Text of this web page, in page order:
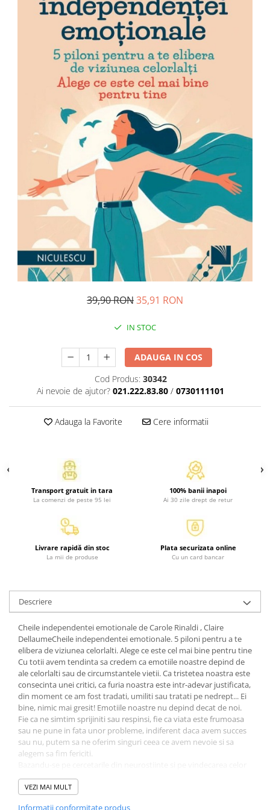
Resurse umane
Vanzari si marketing
Carte scolara
Atlase, dictionare si enciclopedii
Carte prescolara
Dictionare de limba romana
Ghiduri de conversatie
Invatamant gimnazial
Invatamant primar
Invatarea limbilor straine
Liceu
Povesti si povestiri
Carti in limba engleza
Carti pentru copii
Activitati si jocuri pentru copii
Atlase, dictionare si enciclopedii
Literatura si fictiune
Povesti pentru copii
Dictionare si enciclopedii
Dictionare de limba romana
Dictionare tematice
Enciclopedii
Diete si fitness
Diete si alimentatie sanatoasa
Fitness si frumusete
Feng Shui
Medicina alternativa
Sa nu razi :((
Drept
Legislatie
Fictiune
Actiune si Aventura
Actiune,aventura
Clasici
Crime, Thriller, Mistery
Fantasy
Istorica
Literatura de divertisment
39,90 RON35,91 RON
IN STOC
ADAUGA IN COS
Cod Produs: 30342
Ai nevoie de ajutor? 021.222.83.80 / 0730111101
Adauga la Favorite Cere informatii
Transport gratuit in tara
La comenzi de peste 95 lei
100% banii inapoi
Ai 30 zile drept de retur
Livrare rapidă din stoc
La mii de produse
Plata securizata online
Cu un card bancar
Descriere
Cheile independentei emotionale de Carole Rinaldi , Claire
DellaumeCheile independentei emotionale. 5 piloni pentru a te
elibera de viziunea celorlalti. Alege ce este cel mai bine pentru tine
Cu totii avem tendinta sa credem ca emotiile noastre depind de
ale celorlalti sau de circumstantele vietii. Ca tristetea noastra este
consecinta unei critici, ca furia noastra este intr-adevar justificata,
din moment ce am fost tradati, umiliti sau tratati pe nedrept... Ei
bine, nimic mai gresit! Emotiile noastre nu depind decat de noi.
Fie ca ne simtim sprijiniti sau respinsi, fie ca viata este frumoasa
sau ne pune in fata unor probleme, indiferent daca avem succes
sau nu, putem sa ne oferim singuri ceea ce avem nevoie si sa
alegem sa fim fericiti.
cinci rani, autoarea lucrarii de fata ne pune la dispozitie
instrumente pentru a dobandi independenta emotionala si
VEZI MAI MULT
Informatii conformitate produs